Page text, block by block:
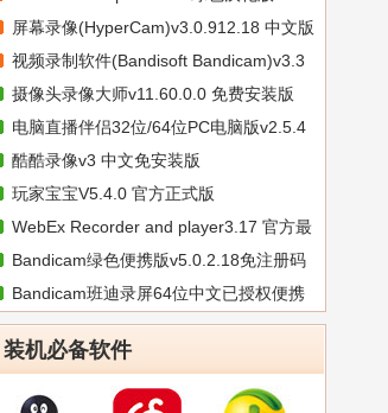
屏幕录像(HyperCam)v3.0.912.18 中文版
视频录制软件(Bandisoft Bandicam)v3.3
摄像头录像大师v11.60.0.0 免费安装版
电脑直播伴侣32位/64位PC电脑版v2.5.4
酷酷录像v3 中文免安装版
玩家宝宝V5.4.0 官方正式版
WebEx Recorder and player3.17 官方最
Bandicam绿色便携版v5.0.2.18免注册码
激
Bandicam班迪录屏64位中文已授权便携
版
装机必备软件